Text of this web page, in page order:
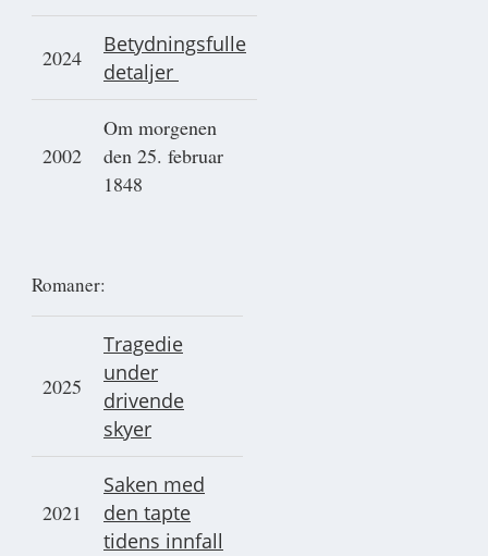
2024
Betydningsfulle
detaljer
2002
Om morgenen
den 25. februar
1848
Romaner:
2025
Tragedie
under
drivende
skyer
2021
Saken med
den tapte
tidens innfall